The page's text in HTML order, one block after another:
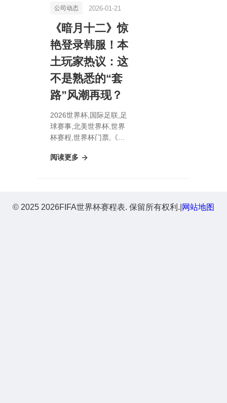
公司动态 2026-01-21
《暗月十二》惊
艳登录韩服！本
土玩家热议：这
不是熟悉的“套
路”风潮再现？
2026世界杯,国际足联,足
球赛事,北美世界杯,世界
杯赛程,世界杯门票,《暗
本土玩家热议：这不是熟
阅读更多
© 2025 2026FIFA世界杯赛程表. 保留所有权利. 网站地图